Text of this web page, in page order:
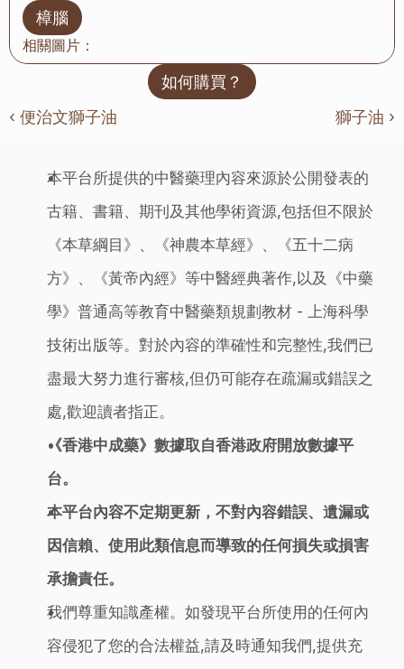
樟腦
相關圖片：
如何購買？
‹ 便治文獅子油
獅子油 ›
本平台所提供的中醫藥理內容來源於公開發表的
古籍、書籍、期刊及其他學術資源,包括但不限於
《本草綱目》、《神農本草經》、《五十二病
方》、《黃帝內經》等中醫經典著作,以及《中藥
學》普通高等教育中醫藥類規劃教材 - 上海科學
技術出版等。對於內容的準確性和完整性,我們已
盡最大努力進行審核,但仍可能存在疏漏或錯誤之
處,歡迎讀者指正。
《香港中成藥》數據取自香港政府開放數據平
台。
本平台內容不定期更新，不對內容錯誤、遺漏或
因信賴、使用此類信息而導致的任何損失或損害
承擔責任。
我們尊重知識產權。如發現平台所使用的任何內
容侵犯了您的合法權益,請及時通知我們,提供充